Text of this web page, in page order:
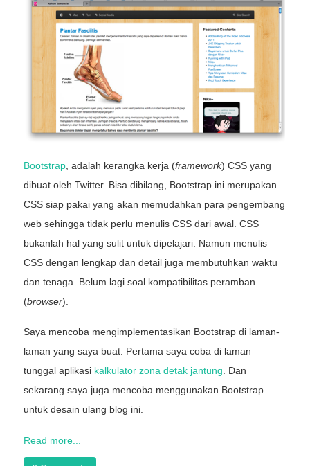
Bootstrap , adalah kerangka kerja (framework) CSS yang
dibuat oleh Twitter. Bisa dibilang, Bootstrap ini merupakan
CSS siap pakai yang akan memudahkan para pengembang
web sehingga tidak perlu menulis CSS dari awal. CSS
bukanlah hal yang sulit untuk dipelajari. Namun menulis
CSS dengan lengkap dan detail juga membutuhkan waktu
dan tenaga. Belum lagi soal kompatibilitas peramban
(browser).
Saya mencoba mengimplementasikan Bootstrap di laman-
laman yang saya buat. Pertama saya coba di laman
tunggal aplikasi kalkulator zona detak jantung. Dan
sekarang saya juga mencoba menggunakan Bootstrap
untuk desain ulang blog ini.
Read more...